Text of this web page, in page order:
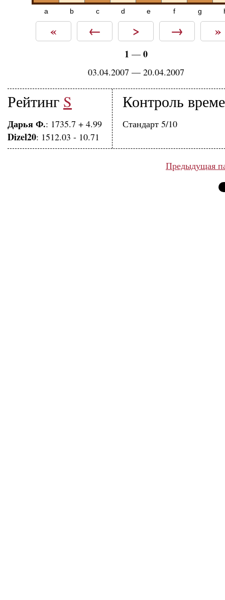
a b c d e f g
« ← > → »
1 — 0
03.04.2007 — 20.04.2007
Рейтинг S
Дарья Ф.: 1735.7 + 4.99
Dizel20: 1512.03 - 10.71
Контроль
Стандарт 5/10
Предыдущая